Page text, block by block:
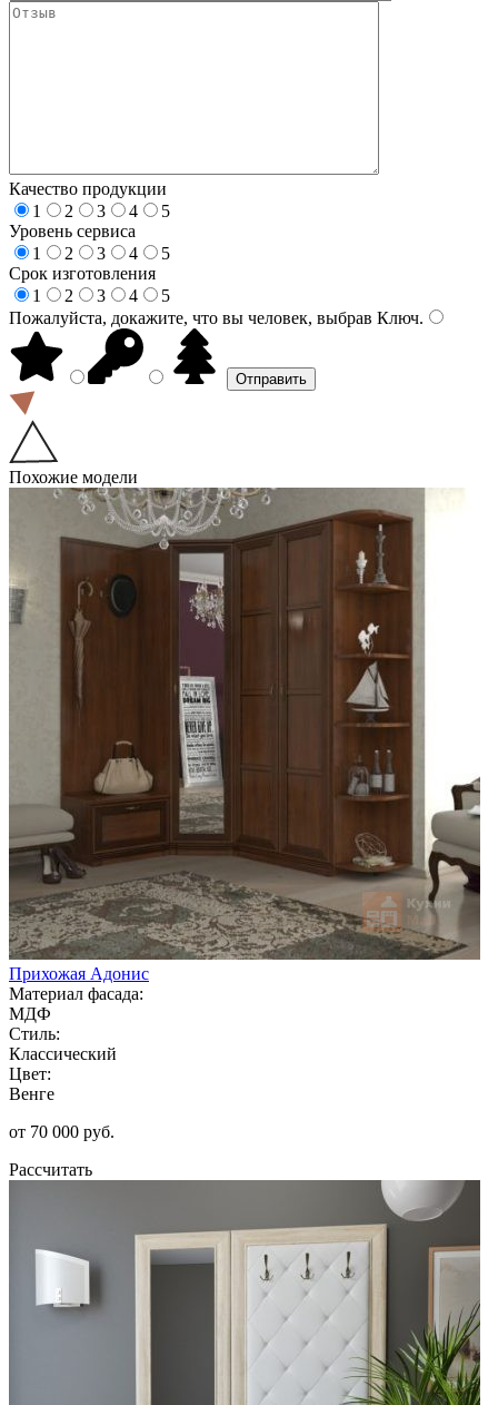
Качество продукции
1
2 3 4
5
Уровень сервиса
1
2 3 4
5
Срок изготовления
1
2 3 4
5
Пожалуйста, докажите, что вы человек, выбрав Ключ.
Похожие модели
Прихожая Адонис
Материал фасада:
МДФ
Стиль:
Классический
Цвет:
Венге
от 70 000 руб.
Рассчитать